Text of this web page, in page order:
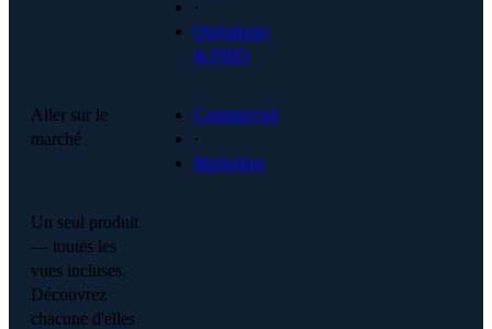
·
Opérations
& PMO
Aller sur le
marché
Commercial
·
Marketing
Un seul produit
— toutes les
vues incluses.
Découvrez
chacune d'elles